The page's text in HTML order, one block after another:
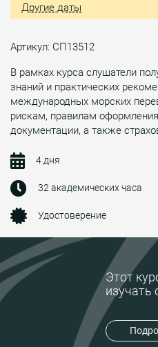
Этот
изучать
Другие даты
Артикул: СП13512
В рамках курса слушатели
знаний и практических
международных морских
рискам, правилам
документации, а также
4 дня
32 академических часа
Удостоверение